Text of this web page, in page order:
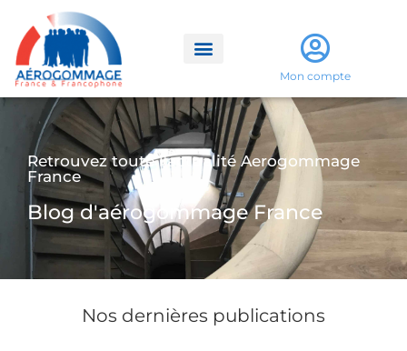
Mon compte
Retrouvez toute l'actualité Aerogommage
France
Blog d'aérogommage France
Nos dernières publications